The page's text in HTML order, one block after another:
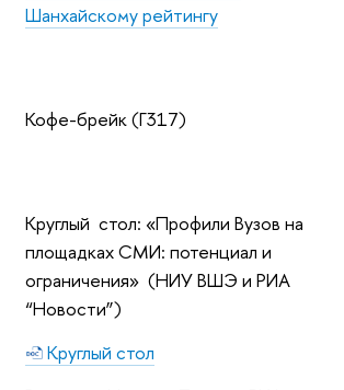
Шанхайскому рейтингу
Кофе-брейк (Г317)
Круглый стол: «Профили Вузов на
площадках СМИ: потенциал и
ограничения» (НИУ ВШЭ и РИА
“Новости”)
Круглый стол